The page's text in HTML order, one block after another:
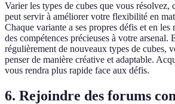
Varier les types de cubes que vous résolvez,
peut servir à améliorer votre flexibilité en
Chaque variante a ses propres défis et en
des compétences précieuses à votre arsenal.
régulièrement de nouveaux types de cubes,
penser de manière créative et adaptable.
vous rendra plus rapide face aux défis.
6. Rejoindre des forums